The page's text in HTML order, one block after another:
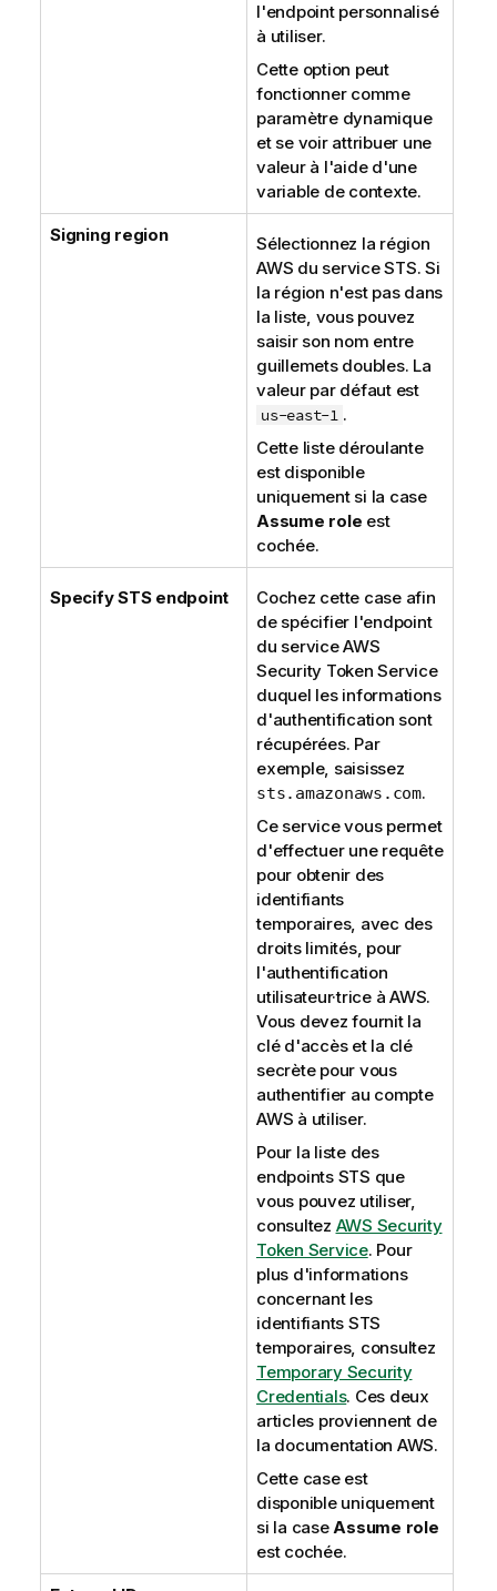
l'endpoint personnalisé
à utiliser.
Cette option peut
fonctionner comme
paramètre dynamique
et se voir attribuer une
valeur à l'aide d'une
variable de contexte.
Signing region
Sélectionnez la région
AWS du service STS. Si
la région n'est pas dans
la liste, vous pouvez
saisir son nom entre
guillemets doubles. La
valeur par défaut est
us-east-1 .
Cette liste déroulante
est disponible
uniquement si la case
Assume role est
cochée.
Specify STS endpoint
Cochez cette case afin
de spécifier l'endpoint
du service AWS
Security Token Service
duquel les informations
d'authentification sont
récupérées. Par
exemple, saisissez
sts.amazonaws.com.
Ce service vous permet
d'effectuer une requête
pour obtenir des
identifiants
temporaires, avec des
droits limités, pour
l'authentification
utilisateur·trice à AWS.
Vous devez fournit la
clé d'accès et la clé
secrète pour vous
authentifier au compte
AWS à utiliser.
Pour la liste des
endpoints STS que
vous pouvez utiliser,
consultez AWS Security
Token Service. Pour
plus d'informations
concernant les
identifiants STS
temporaires, consultez
Temporary Security
Credentials. Ces deux
articles proviennent de
la documentation AWS.
Cette case est
disponible uniquement
si la caseAssume role
est cochée.